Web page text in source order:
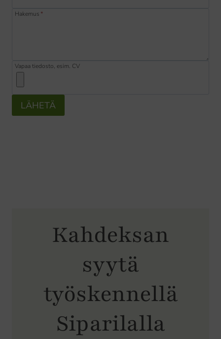
Hakemus *
Vapaa tiedosto, esim. CV
LÄHETÄ
Kahdeksan
syytä
työskennellä
Siparilalla